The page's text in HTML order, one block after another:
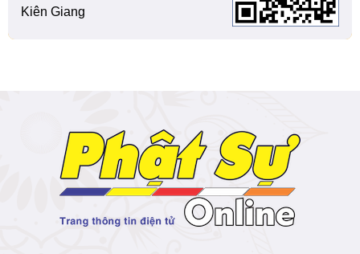
Kiên Giang